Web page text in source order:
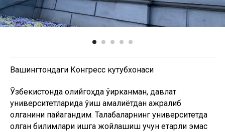
Вашингтондаги Конгресс кутубхонаси
Ўзбекистонда олийгоҳда ўқирканман, давлат
университетларида ўқиш амалиётдан ажралиб
қолганини пайқагандим. Талабаларнинг университетда
олган билимлари ишга жойлашиш учун етарли эмас